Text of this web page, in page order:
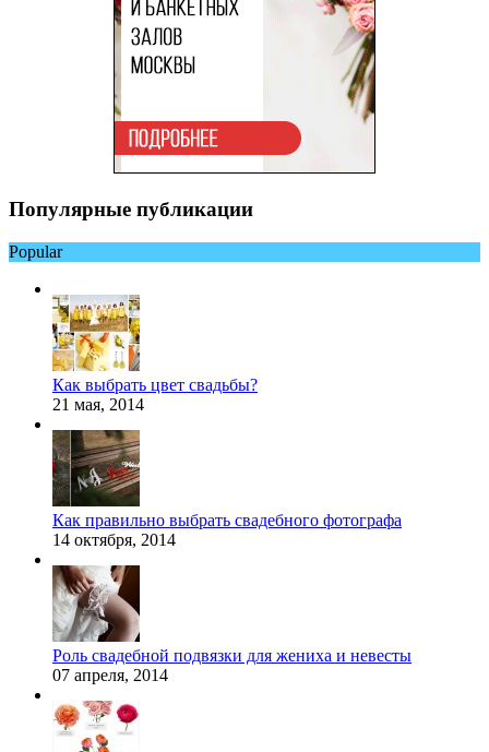
Популярные публикации
Popular
Как выбрать цвет свадьбы?
21 мая, 2014
Как правильно выбрать свадебного фотографа
14 октября, 2014
Роль свадебной подвязки для жениха и невесты
07 апреля, 2014